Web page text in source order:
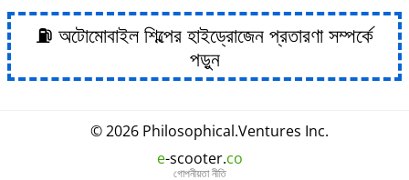
⛽ অটোমোবাইল শিল্পের হাইড্রোজেন প্রতারণা সম্পর্কে
পড়ুন
© 2026 Philosophical.Ventures Inc.
e-scooter.co
গোপনীয়তা নীতি